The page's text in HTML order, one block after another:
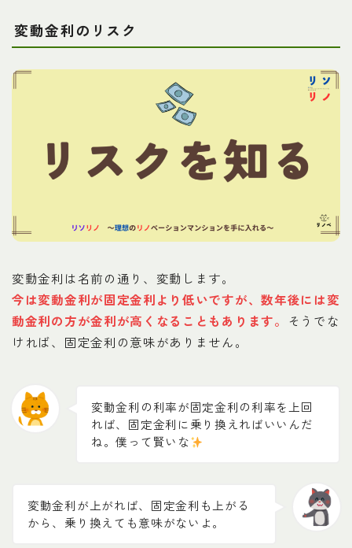
変動金利のリスク
変動金利は名前の通り、変動します。
今は変動金利が固定金利より低いですが、数年後には変
動金利の方が金利が高くなることもあります。
そうでな
ければ、固定金利の意味がありません。
変動金利の利率が固定金利の利率を上回
れば、固定金利に乗り換えればいいんだ
ね。僕って賢いな
変動金利が上がれば、固定金利も上がる
から、乗り換えても意味がないよ。